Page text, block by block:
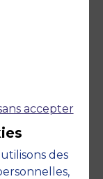
accepter
des